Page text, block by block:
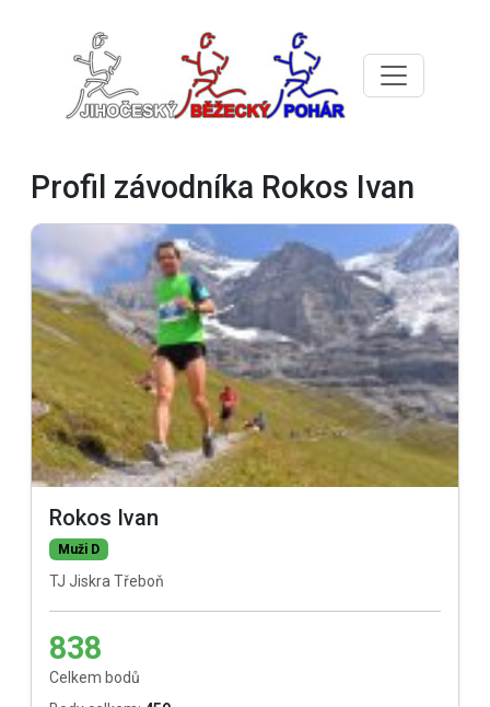
Profil závodníka Rokos Ivan
Rokos Ivan
Muži D
TJ Jiskra Třeboň
838
Celkem bodů